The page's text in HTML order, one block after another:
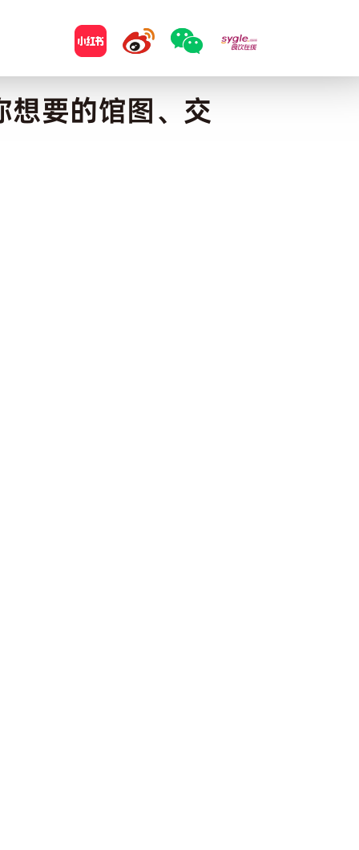
要的馆图、交